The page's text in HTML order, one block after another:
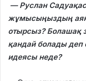
— Руслан
жұмысыңыздың
отырсыз?
қандай болады деп
идеясы неде?